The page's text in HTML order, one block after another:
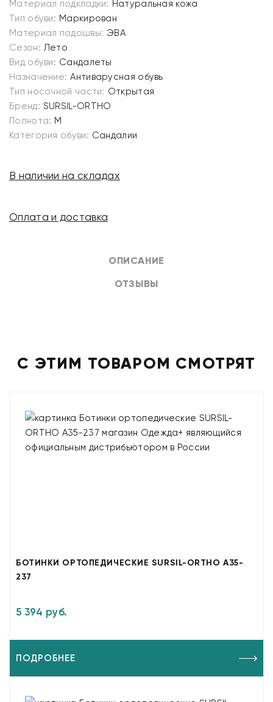
ОПИСАНИЕ
ОТЗЫВЫ
Материал подкладки: Натуральная кожа
Тип обуви: Маркирован
Материал подошвы: ЭВА
Сезон: Лето
Вид обуви: Сандалеты
Назначение: Антиварусная обувь
Тип носочной части: Открытая
Бренд: SURSIL-ORTHO
Полнота: M
Категория обуви: Сандалии
В наличии на складах
Оплата и доставка
С ЭТИМ ТОВАРОМ СМОТРЯТ
БОТИНКИ ОРТОПЕДИЧЕСКИЕ SURSIL-ORTHO A35-
237
5 394 руб.
ПОДРОБНЕЕ